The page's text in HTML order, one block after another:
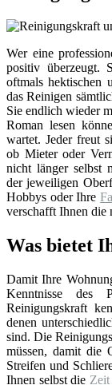
Wer eine
positiv überzeugt.
oftmals hektischen
das Reinigen
Sie endlich wieder
Roman lesen
wartet. Jeder freut
ob Mieter oder
nicht länger selbst
der jeweiligen
Hobbys oder Ihre
verschafft Ihnen die
Was bietet
Damit Ihre
Kenntnisse des
Reinigungskraft
denen
sind. Die
müssen, damit die
Streifen und
Ihnen selbst die Zeit